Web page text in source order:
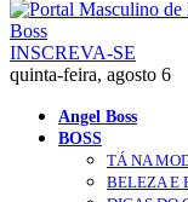
INSCREVA-SE
quinta-feira, agosto 6
Angel Boss
BOSS
TÁ NA
BELEZA E